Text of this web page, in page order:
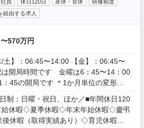
員 休日120日 産休・育休
研修制度
経由する求人
570万円
/土】：06:45〜14:00 【金】：06:45〜
は開局時間です 金曜は6：45〜14：00
：45の開局です ＊1か月単位の変形労
制：日曜・祝日、ほか／■年間休日120
休暇◇夏季休暇◇年末年始休暇◇慶弔
休暇（取得実績あり）◇育児休暇